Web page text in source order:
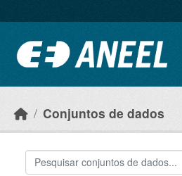
Conjuntos de dados